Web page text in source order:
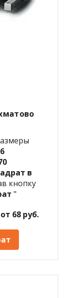
в
кнопку
"
68 руб.